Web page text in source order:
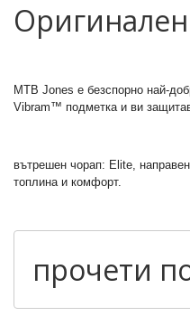
MTB Jones е безспорно най-
Vibram™ подметка и ви
вътрешен чорап: Elite,
топлина и комфорт.
прочети